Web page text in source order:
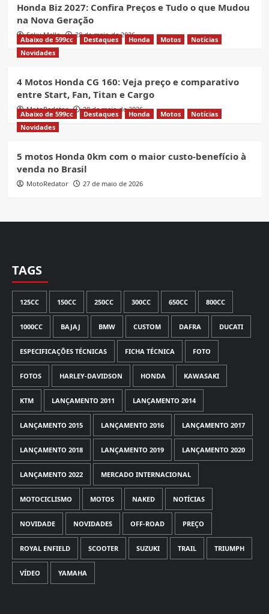
Honda Biz 2027: Confira Preços e Tudo o que Mudou
na Nova Geração
Seku Mello 28 de maio de 2026
Abaixo de 599cc Destaques Honda Motos
Notícias
Novidades
4 Motos Honda CG 160: Veja preço e comparativo
entre Start, Fan, Titan e Cargo
MotoRedator 28 de maio de 2026
Abaixo de 599cc Destaques Honda Motos
Notícias
Novidades
5 motos Honda 0km com o maior custo-benefício à
venda no Brasil
MotoRedator 27 de maio de 2026
TAGS
125CC 150CC 250CC 300CC 650CC 800CC
1000CC BAJAJ BMW CUSTOM DAFRA DUCATI
ESPECIFICAÇÕES TÉCNICAS FICHA TÉCNICA FOTO
FOTOS HARLEY-DAVIDSON HONDA KAWASAKI
KTM LANÇAMENTO 2011 LANÇAMENTO 2014
LANÇAMENTO 2015 LANÇAMENTO 2016 LANÇAMENTO 2017
LANÇAMENTO 2018 LANÇAMENTO 2019 LANÇAMENTO 2020
LANÇAMENTO 2022 MERCADO INTERNACIONAL
MOTOCICLISMO MOTOS NAKED NOTÍCIAS
NOVIDADE NOVIDADES OFF-ROAD PREÇO
ROYAL ENFIELD SCOOTER SUZUKI TRAIL TRIUMPH
VÍDEO YAMAHA